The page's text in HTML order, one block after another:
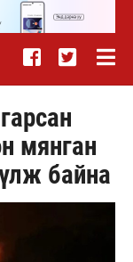
мянган
байна